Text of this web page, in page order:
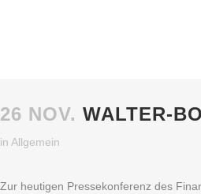
26 NOV. WALTER-
in Allgemein
Zur heutigen Pressekonferenz des